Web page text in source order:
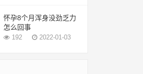
怀孕8个月浑身没劲乏力
怎么回事
192 2022-01-03